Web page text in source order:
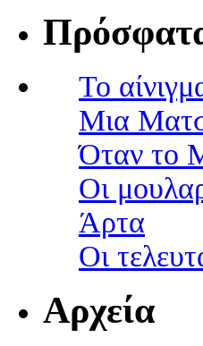
Το
Μια
Όταν το
Οι
Άρτα
Οι
Αρχεία